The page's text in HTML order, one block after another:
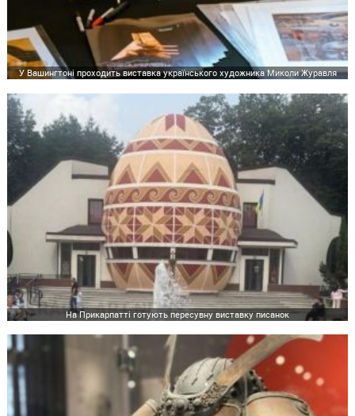
У Вашингтоні проходить виставка українського художника Миколи Журавля
На Прикарпатті готують пересувну виставку писанок